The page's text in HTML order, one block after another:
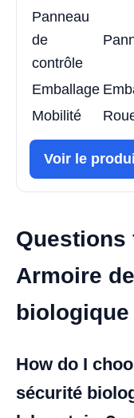
Panneau
de
contrôle
Emballage
Mobilité
Voir le
Questions
Armoire
biologique
How do I
sécurité